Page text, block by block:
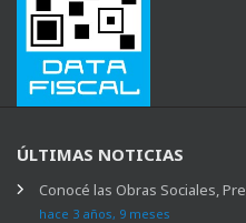
ÚLTIMAS NOTICIAS
Conocé las Obras Sociales,
hace 3 años, 9 meses